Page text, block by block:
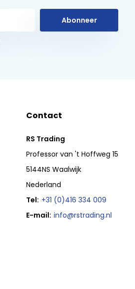
Abonneer
Contact
RS Trading
Professor van 't Hoffweg 15
5144NS Waalwijk
Nederland
Tel: +31 (0)416 334 009
E-mail: info@rstrading.nl